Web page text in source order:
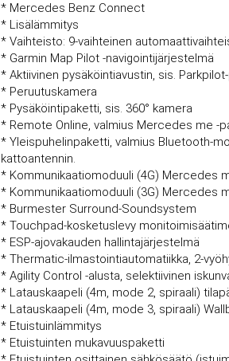
* Mercedes Benz Connect
* Lisälämmitys
* Vaihteisto: 9-vaihteinen
* Garmin Map Pilot -navigointijärjestelmä
* Aktiivinen pysäköintiavustin, sis.
* Peruutuskamera
* Pysäköintipaketti, sis. 360° kamera
* Remote Online, valmius Mercedes me -
* Yleispuhelinpaketti, valmius Bluetooth-
kattoantennin.
* Kommunikaatiomoduuli (4G) Mercedes
* Kommunikaatiomoduuli (3G) Mercedes
* Burmester Surround-Soundsystem
* Touchpad-kosketuslevy
* ESP-ajovakauden hallintajärjestelmä
* Thermatic-ilmastointiautomatiikka, 2-
* Agility Control -alusta, selektiivinen
* Latauskaapeli (4m, mode 2, spiraali)
* Latauskaapeli (4m, mode 3, spiraali)
* Etuistuinlämmitys
* Etuistuinten mukavuuspaketti